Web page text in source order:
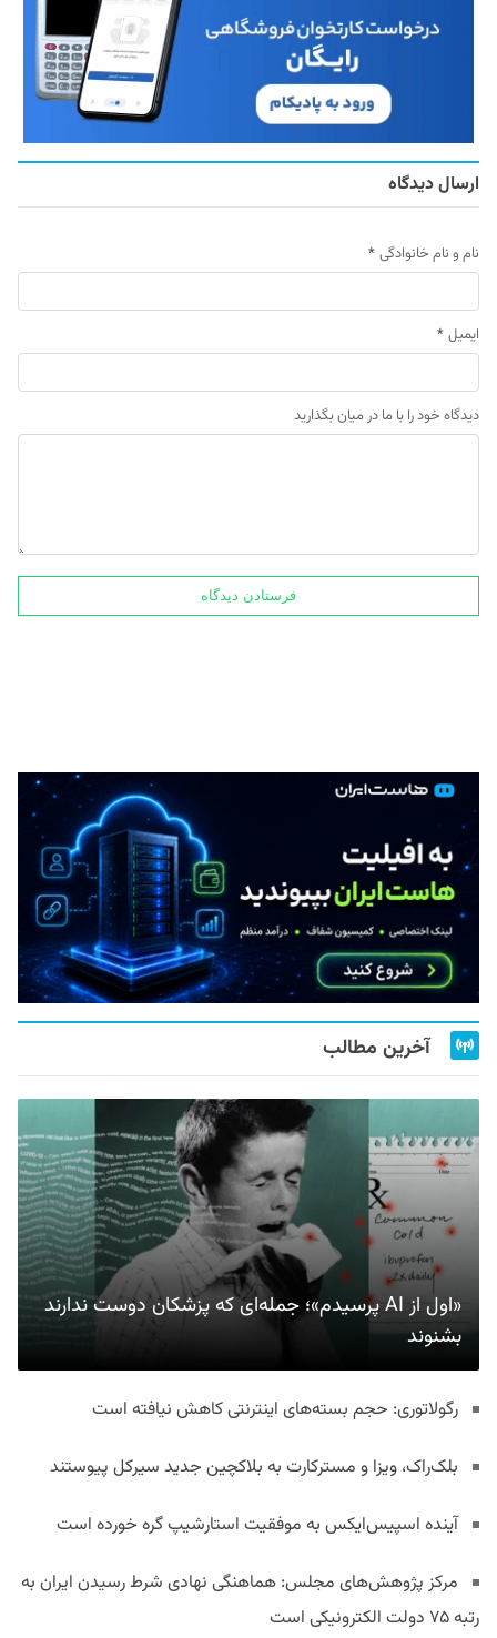
ارسال دیدگاه
نام و نام خانوادگی *
ایمیل *
دیدگاه خود را با ما در میان بگذارید
آخرین مطالب
«اول از AI پرسیدم»؛ جمله‌ای که پزشکان دوست ندارند
بشنوند
رگولاتوری: حجم بسته‌های اینترنتی کاهش نیافته است
بلک‌راک، ویزا و مسترکارت به بلاکچین جدید سیرکل پیوستند
آینده اسپیس‌ایکس به موفقیت استارشیپ گره خورده است
مرکز پژوهش‌های مجلس: هماهنگی نهادی شرط رسیدن ایران به
رتبه ۷۵ دولت الکترونیکی است